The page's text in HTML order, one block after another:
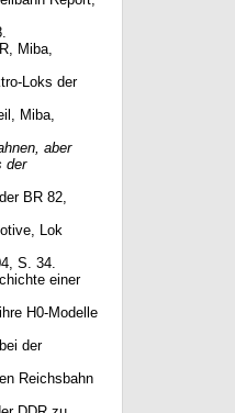
Miba,
Loks der
Miba,
aber
der
BR 82,
Lok
S. 34.
einer
H0-Modelle
der
Reichsbahn